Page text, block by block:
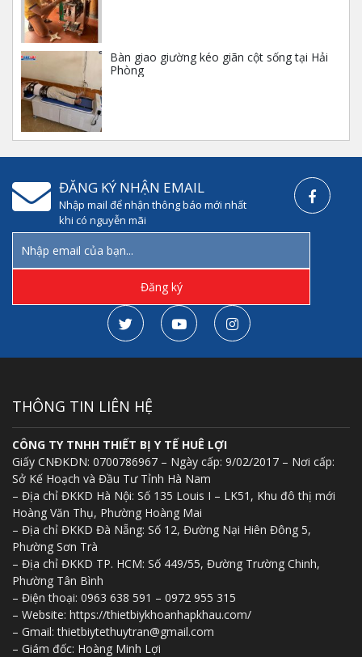
Giày cố định chân bằng hơi – Giày đi bộ
cao cấp
8.000.000 ₫
Máy nội soi cổ tử cung – YIKEDA SD 3002
8.500.000 ₫
Dao đốt điện cao tần nhiệt Zeus thương
18.500.000
Nẹp hỗ trợ tập đứng cho người yếu liệt chi
dưới
2.500.000 ₫
đông y
Máy sắc thuốc tự động giá rẻ
Bàn giao giường kéo giãn cột sống tại Hải
Phòng
ĐĂNG KÝ NHẬN EMAIL
Nhập mail để nhận thông báo mới nhất
khi có nguyễn mãi
THÔNG TIN LIÊN HỆ
CÔNG TY TNHH THIẾT BỊ Y TẾ HUÊ LỢI
Giấy CNĐKDN: 0700786967 – Ngày cấp: 9/02/2017 – Nơi cấp:
Sở Kế Hoạch và Đầu Tư Tỉnh Hà Nam
– Địa chỉ ĐKKD Hà Nội: Số 135 Louis I – LK51, Khu đô thị mới
Hoàng Văn Thụ, Phường Hoàng Mai
– Địa chỉ ĐKKD Đà Nẵng: Số 12, Đường Nại Hiên Đông 5,
Phường Sơn Trà
– Địa chỉ ĐKKD TP. HCM: Số 449/55, Đường Trường Chinh,
Phường Tân Bình
– Điện thoại: 0963 638 591 – 0972 955 315
– Website: https://thietbiykhoanhapkhau.com/
– Gmail: thietbiytethuytran@gmail.com
– Giám đốc: Hoàng Minh Lợi